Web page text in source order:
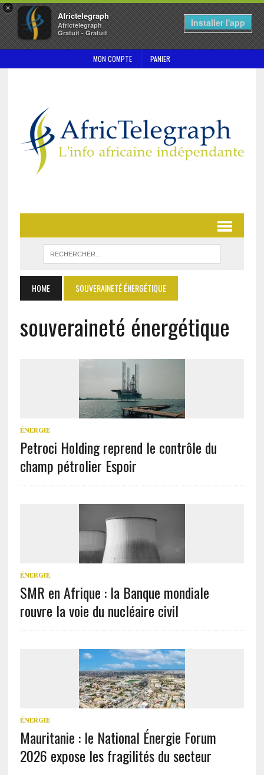
×
Africtelegraph
Africtelegraph
Gratuit - Gratuit
Installer l'app
MON COMPTE PANIER
HOME SOUVERAINETÉ ÉNERGÉTIQUE
souveraineté énergétique
ÉNERGIE
Petroci Holding reprend le contrôle du
champ pétrolier Espoir
ÉNERGIE
SMR en Afrique : la Banque mondiale
rouvre la voie du nucléaire civil
ÉNERGIE
Mauritanie : le National Énergie Forum
2026 expose les fragilités du secteur